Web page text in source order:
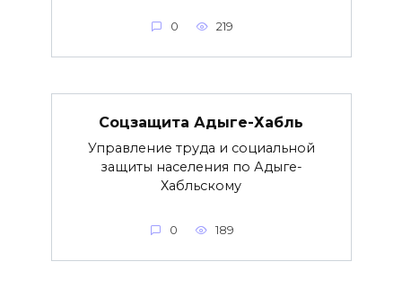
0 219
Соцзащита Адыге-Хабль
Управление труда и социальной
защиты населения по Адыге-
Хабльскому
0 189